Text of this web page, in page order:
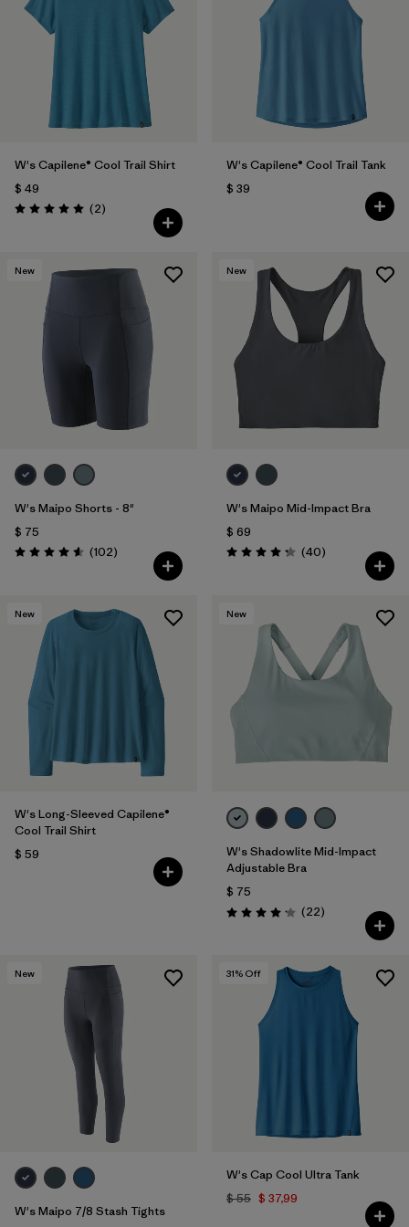
W's Capilene® Cool Trail Shirt
$ 49
Valoración: 5.0 / 5
(2Comentarios
)
W's Capilene® Cool Trail Tank
$ 39
New
W's Maipo Shorts - 8"
$ 75
Valoración: 4.6 / 5
(102Comentarios
)
New
W's Maipo Mid-Impact Bra
$ 69
Valoración: 4.3 / 5
(40Comentarios
)
New
W's Long-Sleeved Capilene®
Cool Trail Shirt
$ 59
New
W's Shadowlite Mid-Impact
Adjustable Bra
$ 75
Valoración: 4.1 / 5
(22Comentarios
)
New
W's Maipo 7/8 Stash Tights
31% Off
W's Cap Cool Ultra Tank
$ 55 $ 37,99